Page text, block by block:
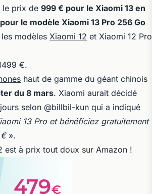
le prix de 999 € pour le Xiaomi 13 en
le modèle Xiaomi 13 Pro 256 Go
modèles Xiaomi 12 et Xiaomi 12 Pro
€.
haut de gamme du géant chinois
du 8 mars. Xiaomi aurait décidé
selon @billbil-kun qui a indiqué
13 Pro et bénéficiez gratuitement
€ ».
est à prix tout doux sur Amazon !